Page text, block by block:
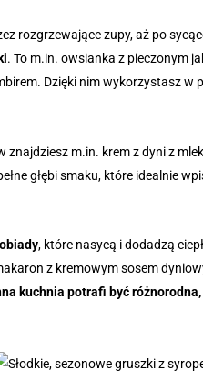
rozgrzewające zupy, aż po
. To m.in. owsianka z pieczonym
Dzięki nim wykorzystasz w
znajdziesz m.in. krem z dyni z
głębi smaku, które idealnie
, które nasycą i dodadzą
z kremowym sosem
kuchnia potrafi być różnorodna,